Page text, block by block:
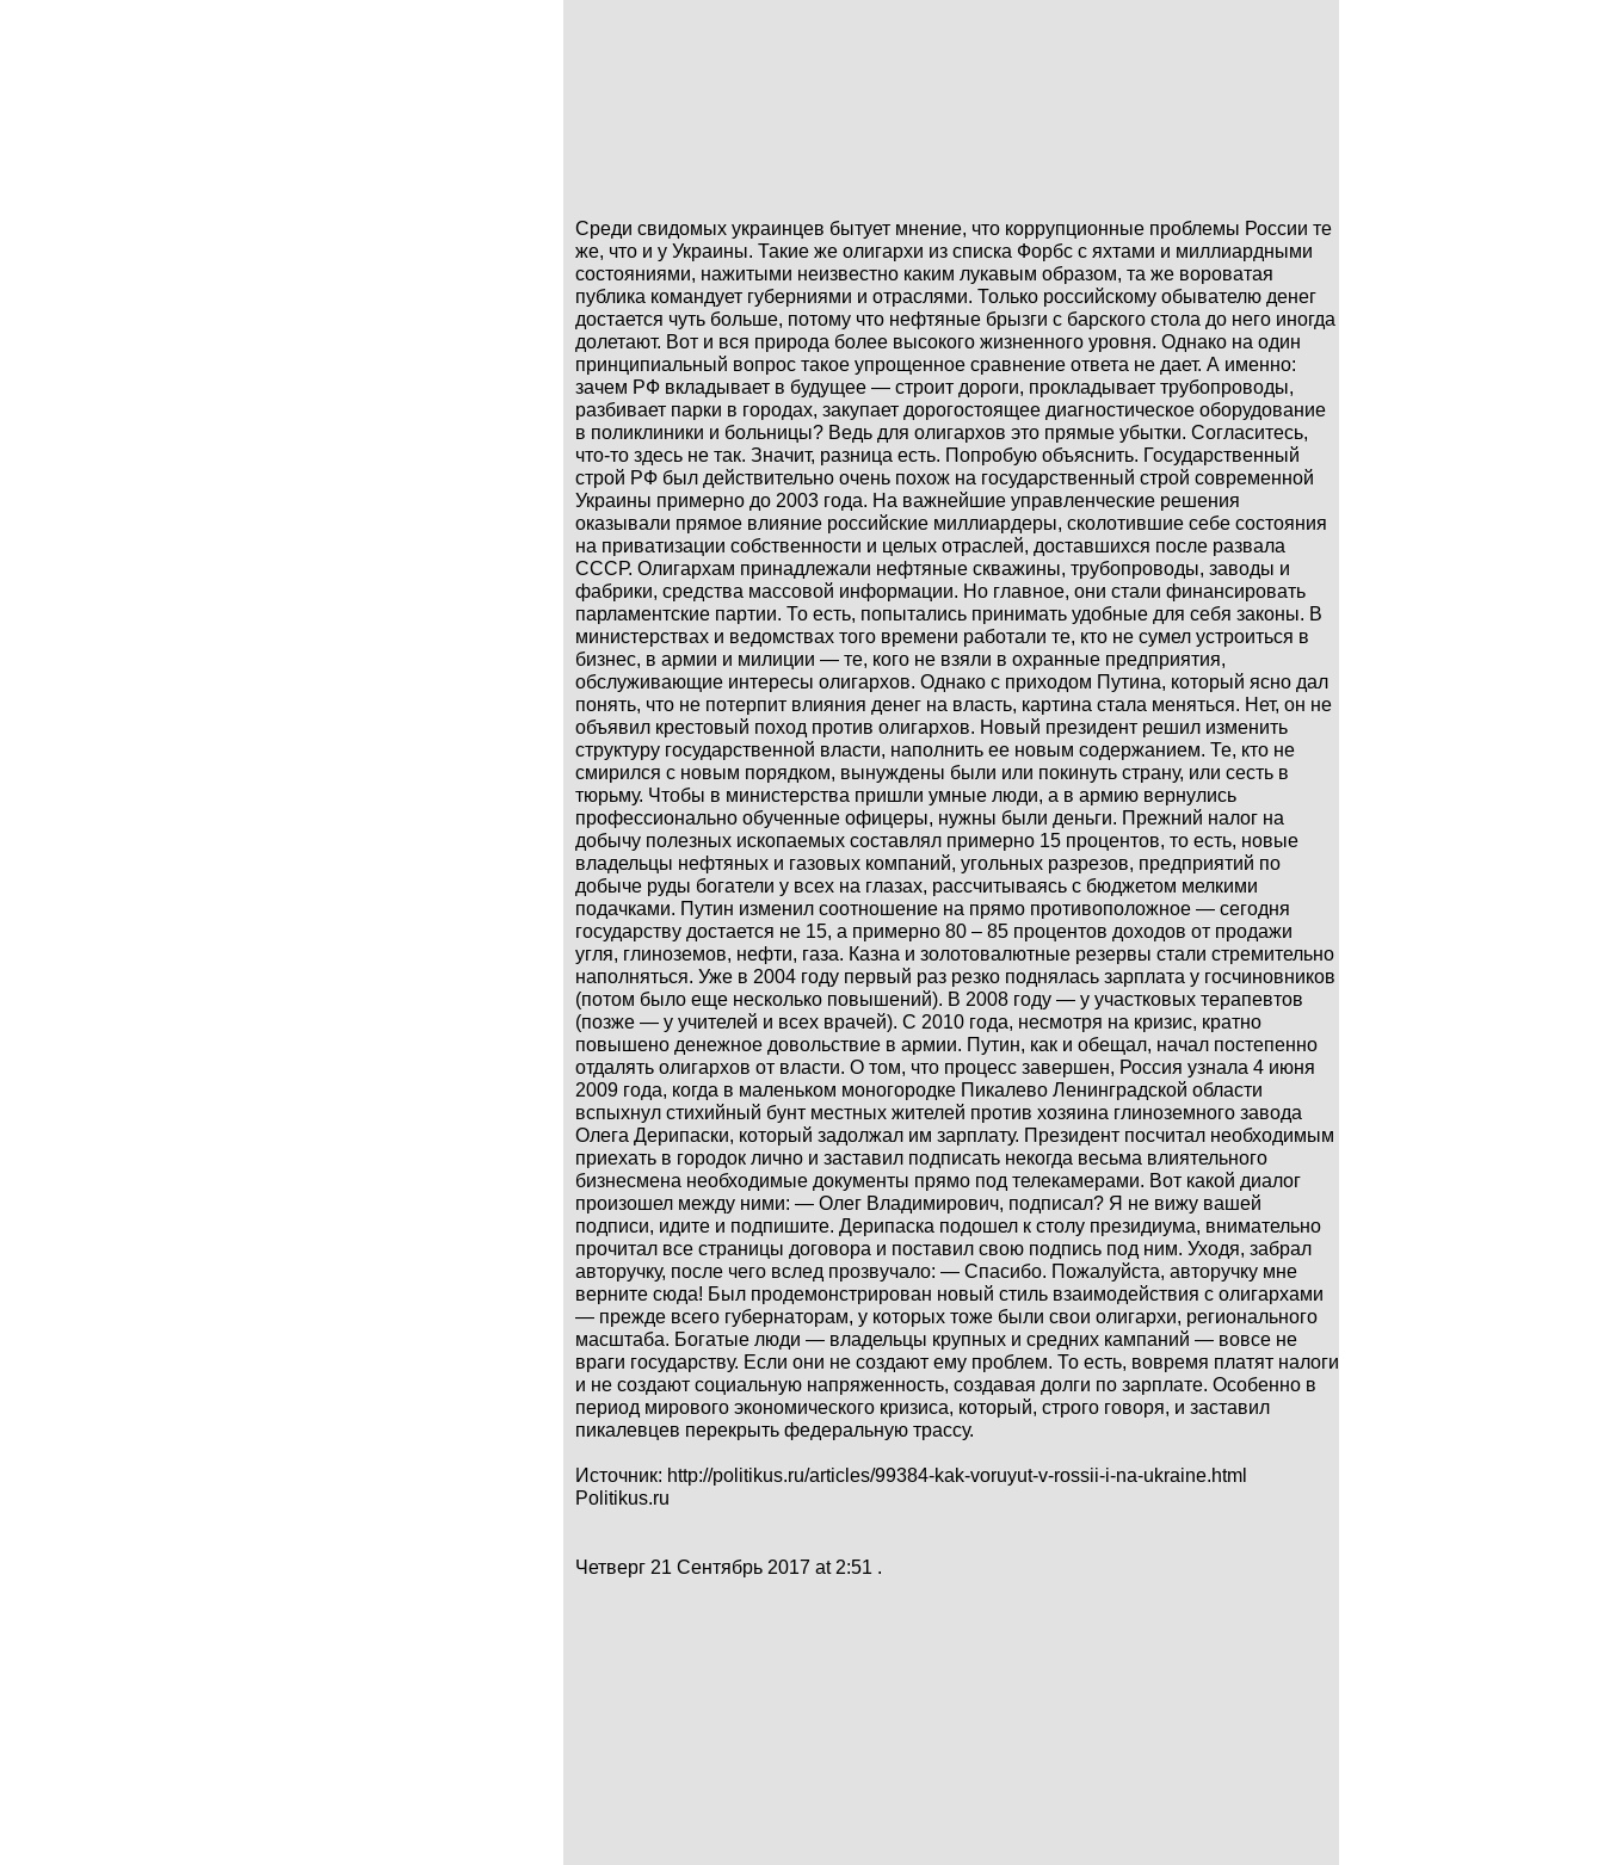
Среди свидомых украинцев бытует мнение, что коррупционные проблемы России те
же, что и у Украины. Такие же олигархи из списка Форбс с яхтами и миллиардными
состояниями, нажитыми неизвестно каким лукавым образом, та же вороватая
публика командует губерниями и отраслями. Только российскому обывателю денег
достается чуть больше, потому что нефтяные брызги с барского стола до него иногда
долетают. Вот и вся природа более высокого жизненного уровня. Однако на один
принципиальный вопрос такое упрощенное сравнение ответа не дает. А именно:
зачем РФ вкладывает в будущее — строит дороги, прокладывает трубопроводы,
разбивает парки в городах, закупает дорогостоящее диагностическое оборудование
в поликлиники и больницы? Ведь для олигархов это прямые убытки. Согласитесь,
что-то здесь не так. Значит, разница есть. Попробую объяснить. Государственный
строй РФ был действительно очень похож на государственный строй современной
Украины примерно до 2003 года. На важнейшие управленческие решения
оказывали прямое влияние российские миллиардеры, сколотившие себе состояния
на приватизации собственности и целых отраслей, доставшихся после развала
СССР. Олигархам принадлежали нефтяные скважины, трубопроводы, заводы и
фабрики, средства массовой информации. Но главное, они стали финансировать
парламентские партии. То есть, попытались принимать удобные для себя законы. В
министерствах и ведомствах того времени работали те, кто не сумел устроиться в
бизнес, в армии и милиции — те, кого не взяли в охранные предприятия,
обслуживающие интересы олигархов. Однако с приходом Путина, который ясно дал
понять, что не потерпит влияния денег на власть, картина стала меняться. Нет, он не
объявил крестовый поход против олигархов. Новый президент решил изменить
структуру государственной власти, наполнить ее новым содержанием. Те, кто не
смирился с новым порядком, вынуждены были или покинуть страну, или сесть в
тюрьму. Чтобы в министерства пришли умные люди, а в армию вернулись
профессионально обученные офицеры, нужны были деньги. Прежний налог на
добычу полезных ископаемых составлял примерно 15 процентов, то есть, новые
владельцы нефтяных и газовых компаний, угольных разрезов, предприятий по
добыче руды богатели у всех на глазах, рассчитываясь с бюджетом мелкими
подачками. Путин изменил соотношение на прямо противоположное — сегодня
государству достается не 15, а примерно 80 – 85 процентов доходов от продажи
угля, глиноземов, нефти, газа. Казна и золотовалютные резервы стали стремительно
наполняться. Уже в 2004 году первый раз резко поднялась зарплата у госчиновников
(потом было еще несколько повышений). В 2008 году — у участковых терапевтов
(позже — у учителей и всех врачей). С 2010 года, несмотря на кризис, кратно
повышено денежное довольствие в армии. Путин, как и обещал, начал постепенно
отдалять олигархов от власти. О том, что процесс завершен, Россия узнала 4 июня
2009 года, когда в маленьком моногородке Пикалево Ленинградской области
вспыхнул стихийный бунт местных жителей против хозяина глиноземного завода
Олега Дерипаски, который задолжал им зарплату. Президент посчитал необходимым
приехать в городок лично и заставил подписать некогда весьма влиятельного
бизнесмена необходимые документы прямо под телекамерами. Вот какой диалог
произошел между ними: — Олег Владимирович, подписал? Я не вижу вашей
подписи, идите и подпишите. Дерипаска подошел к столу президиума, внимательно
прочитал все страницы договора и поставил свою подпись под ним. Уходя, забрал
авторучку, после чего вслед прозвучало: — Спасибо. Пожалуйста, авторучку мне
верните сюда! Был продемонстрирован новый стиль взаимодействия с олигархами
— прежде всего губернаторам, у которых тоже были свои олигархи, регионального
масштаба. Богатые люди — владельцы крупных и средних кампаний — вовсе не
враги государству. Если они не создают ему проблем. То есть, вовремя платят налоги
и не создают социальную напряженность, создавая долги по зарплате. Особенно в
период мирового экономического кризиса, который, строго говоря, и заставил
пикалевцев перекрыть федеральную трассу.
Источник: http://politikus.ru/articles/99384-kak-voruyut-v-rossii-i-na-ukraine.html
Politikus.ru
Четверг 21 Сентябрь 2017 at 2:51 .